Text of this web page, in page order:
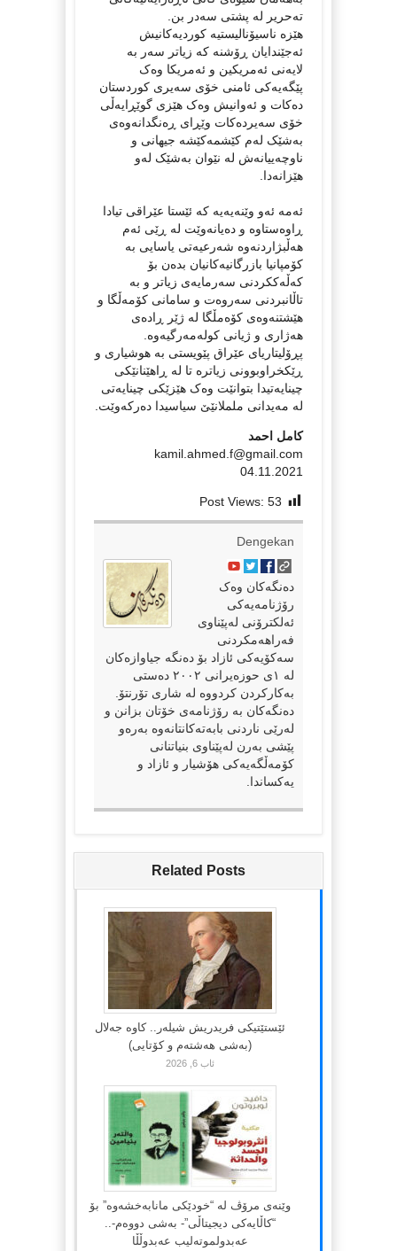
تەحریر لە پشتی سەدر بن.
هێزە ناسیۆنالیستیە کوردیەکانیش
ئەجێندایان ڕۆشنە کە زیاتر سەر بە
لایەنی ئەمریکین و ئەمریکا وەک
پێگەیەکی ئامنی خۆی سەیری کوردستان
دەکات و ئەوانیش وەک هێزی گوێڕایەڵی
خۆی سەیردەکات وێڕای ڕەنگدانەوەی
بەشێک لەم کێشمەکێشە جیهانی و
ناوچەییانەش لە نێوان بەشێک لەو
هێزانەدا.
ئەمە ئەو وێنەیەیە کە ئێستا عێراقی تیادا
ڕاوەستاوە و دەیانەوێت لە ڕێی ئەم
هەڵبژاردنەوە شەرعیەتی یاسایی بە
کۆمپانیا بازرگانیەکانیان بدەن بۆ
کەڵەککردنی سەرمایەی زیاتر و بە
تاڵانبردنی سەروەت و سامانی کۆمەڵگا و
هێشتنەوەی کۆەمڵگا لە ژێر ڕادەی
هەژاری و ژیانی کولەمەرگیەوە.
پڕۆلیتاریای عێراق پێویستی بە هوشیاری و
ڕێکخراوبوونی زیاترە تا لە ڕاهێنانێکی
چینایەتیدا بتوانێت وەک هێزێکی چینایەتی
لە مەیدانی ململانێێ سیاسیدا دەرکەوێت.
کامل احمد
kamil.ahmed.f@gmail.com
04.11.2021
Post Views: 53
Dengekan
دەنگەکان وەک
رۆژنامەیەکی
ئەلکترۆنی لەپێناوی
فەراهەمکردنی
سەکۆیەکی ئازاد بۆ دەنگە جیاوازەکان
لە ١ی حوزەیرانی ٢٠٠٢ دەستی
بەکارکردن کردووە لە شاری تۆرنتۆ.
دەنگەکان بە رۆژنامەی خۆتان بزانن و
لەرێی ناردنی بابەتەکانتانەوە بەرەو
پێشی بەرن لەپێناوی بنیاتنانی
کۆمەڵگەیەکی هۆشیار و ئازاد و
یەکساندا.
Related Posts
ئێستێتیکی فریدریش شیلەر.. کاوە جەلال
(بەشی هەشتەم و کۆتایی)
ئاب 6, 2026
وێنەی مرۆڤ لە “خودێکی مانابەخشەوە” بۆ
“کاڵایەکی دیجیتاڵی”- بەشی دووەم-..
عەبدولموتەلیب عەبدوڵڵا